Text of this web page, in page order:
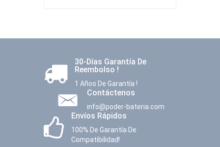
30-Días Garantía De
Reembolso !
1 Años De Garantía !
Contáctenos
info@poder-bateria.com
Envíos Rápidos
100% De Garantía De
Compatibilidad!